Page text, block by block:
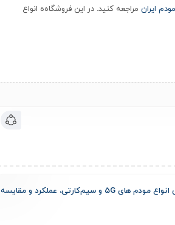
ایران مراجعه کنید. در این فروشگاه‌ه انواع
معرفی انواع مودم‌ های 5G و سیم‌کارتی، عملکرد و مقایسه